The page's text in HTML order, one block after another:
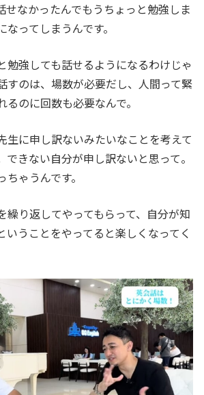
せなかったんでもうちょっと勉強しま
ってしまうんです。
勉強しても話せるようになるわけじゃ
すのは、場数が必要だし、人間って緊
のに回数も必要なんで。
生に申し訳ないみたいなことを考えて
できない自分が申し訳ないと思って。
ゃうんです。
繰り返してやってもらって、自分が知
いうことをやってると楽しくなってく